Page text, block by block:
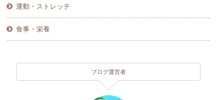
運動・ストレッチ
食事・栄養
ブログ運営者